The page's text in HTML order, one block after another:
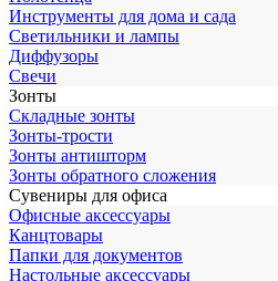
Инструменты для дома и сада
Светильники и лампы
Диффузоры
Свечи
Зонты
Складные зонты
Зонты-трости
Зонты антишторм
Зонты обратного сложения
Сувениры для офиса
Офисные аксессуары
Канцтовары
Папки для документов
Настольные аксессуары